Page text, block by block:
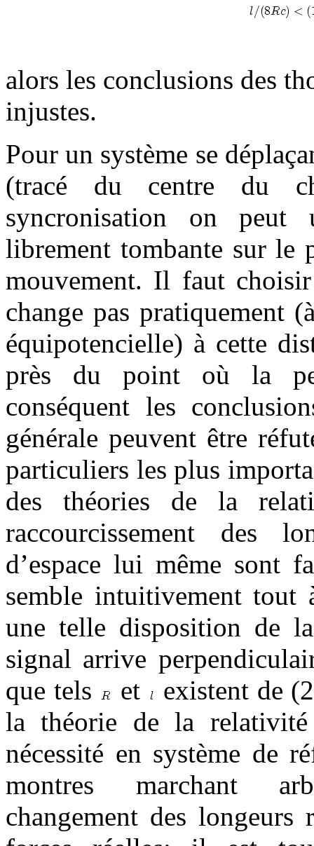
alors les conclusions des
injustes.
Pour un système se
(tracé du centre du
syncronisation on peut
librement tombante sur le
mouvement. Il faut
change pas pratiquement
équipotencielle) à cette
près du point où la
conséquent les
générale peuvent être
particuliers les plus
des théories de la
raccourcissement des
d’espace lui même sont
semble intuitivement
une telle disposition de
signal arrive
que tels
et
existent de
la théorie de la
nécessité en système de
montres marchant
changement des